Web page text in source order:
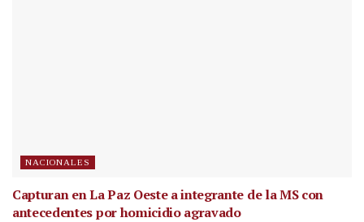
NACIONALES
Capturan en La Paz Oeste a integrante de la MS con
antecedentes por homicidio agravado